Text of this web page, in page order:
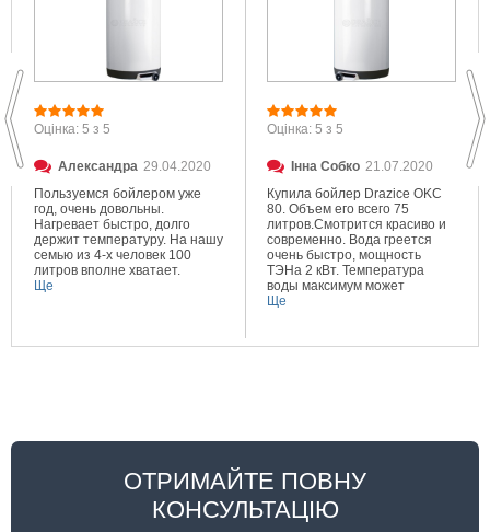
Оцінка: 5 з 5
Александра 29.04.2020
Пользуемся бойлером уже
год, очень довольны.
Нагревает быстро, долго
держит температуру. На нашу
семью из 4-х человек 100
литров вполне хватает.
Ще
Оцінка: 5 з 5
Інна Собко 21.07.2020
Купила бойлер Drazice OKC
80. Объем его всего 75
литров.Смотрится красиво и
современно. Вода греется
очень быстро, мощность
ТЭНа 2 кВт. Температура
воды максимум может
составлять 80 градусов.
Ще
ОТРИМАЙТЕ ПОВНУ
КОНСУЛЬТАЦІЮ